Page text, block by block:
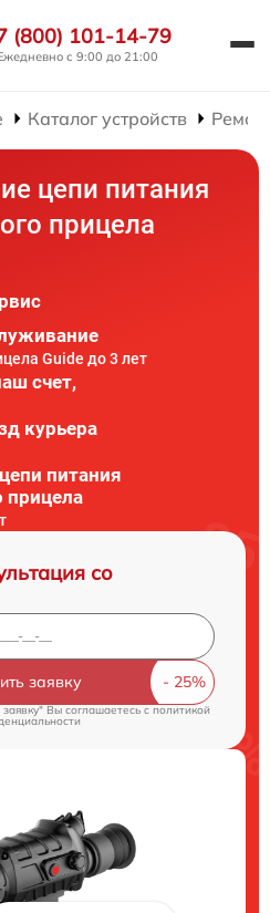
(800) 101-14-79
с 9:00 до 21:00
Каталог устройств
цепи питания
прицела
Guide до 3 лет
счет,
курьера
питания
прицела
со
заявку
Вы соглашаетесь cполитикой